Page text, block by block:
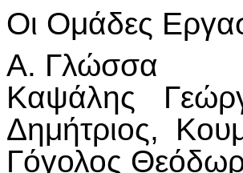
Οι Ομάδες
Α. Γλώσσα
Καψάλης
Δημήτριος,
Γόγολος